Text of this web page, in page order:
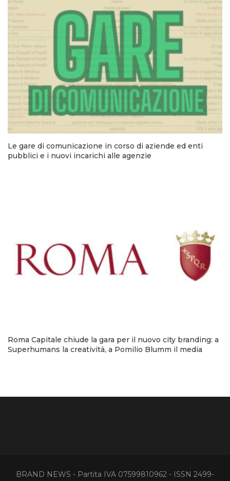
Le gare di comunicazione in corso di aziende ed enti
pubblici e i nuovi incarichi alle agenzie
Roma Capitale chiude la gara per il nuovo city branding: a
Superhumans la creatività, a Pomilio Blumm il media
BRAND NEWS - Partita IVA 07599810962 - ISSN 2499-